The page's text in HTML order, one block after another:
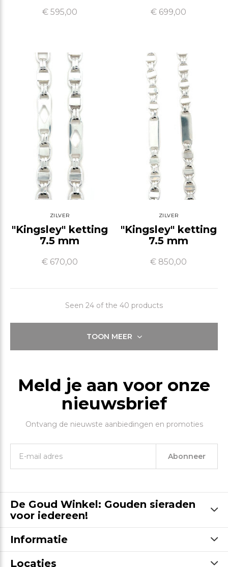
€ 595,00 € 699,00
ZILVER
"Kingsley" ketting
7.5 mm
€ 670,00
ZILVER
"Kingsley" ketting
7.5 mm
€ 850,00
Seen 24 of the 40 products
TOON MEER
Meld je aan voor onze
nieuwsbrief
Ontvang de nieuwste aanbiedingen en promoties
Abonneer
De Goud Winkel: Gouden sieraden
voor iedereen!
Informatie
Locaties